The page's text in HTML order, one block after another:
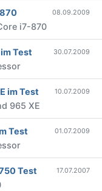
08.09.2009
i7-870
30.07.2009
Test
10.07.2009
im Test
965 XE
01.07.2009
Test
17.07.2007
Test